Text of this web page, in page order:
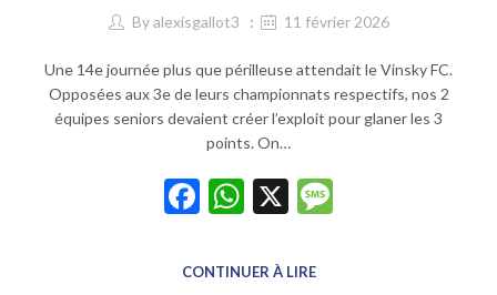
Byalexisgallot3 11 février 2026
Une 14e journée plus que périlleuse attendait le Vinsky FC.
Opposées aux 3e de leurs championnats respectifs, nos 2
équipes seniors devaient créer l’exploit pour glaner les 3
points. On…
Facebook
WhatsApp
X
CONTINUER À LIRE